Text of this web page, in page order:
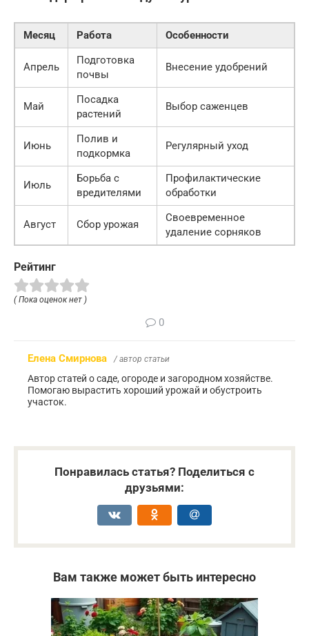
Месяц Работа Особенности
Апрель
Подготовка
почвы
Внесение удобрений
Май
Посадка
растений
Выбор саженцев
Июнь
Полив и
подкормка
Регулярный уход
Июль
Борьба с
вредителями
Профилактические
обработки
Август Сбор урожая
Своевременное
удаление сорняков
Рейтинг
( Пока оценок нет )
0
Елена Смирнова / автор статьи
Автор статей о саде, огороде и загородном хозяйстве.
Помогаю вырастить хороший урожай и обустроить
участок.
Понравилась статья? Поделиться с
друзьями:
Вам также может быть интересно